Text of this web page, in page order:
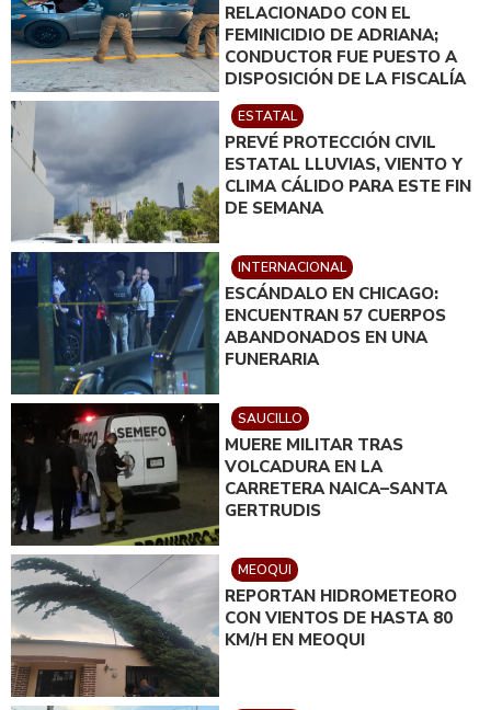
RELACIONADO CON EL
FEMINICIDIO DE ADRIANA;
CONDUCTOR FUE PUESTO A
DISPOSICIÓN DE LA FISCALÍA
ESTATAL
PREVÉ PROTECCIÓN CIVIL
ESTATAL LLUVIAS, VIENTO Y
CLIMA CÁLIDO PARA ESTE FIN
DE SEMANA
INTERNACIONAL
ESCÁNDALO EN CHICAGO:
ENCUENTRAN 57 CUERPOS
ABANDONADOS EN UNA
FUNERARIA
SAUCILLO
MUERE MILITAR TRAS
VOLCADURA EN LA
CARRETERA NAICA–SANTA
GERTRUDIS
MEOQUI
REPORTAN HIDROMETEORO
CON VIENTOS DE HASTA 80
KM/H EN MEOQUI